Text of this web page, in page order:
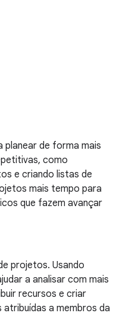
planear de forma mais
como
e criando listas de
mais tempo para
que fazem avançar
projetos. Usando
a analisar com mais
recursos e criar
a membros da